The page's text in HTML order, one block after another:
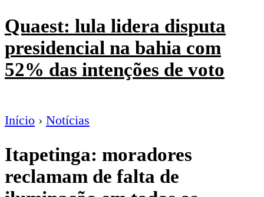
Quaest: lula lidera disputa
presidencial na bahia com
52% das intenções de voto
Início › Notícias
Itapetinga: moradores
reclamam de falta de